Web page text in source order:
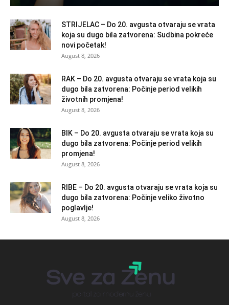
STRIJELAC – Do 20. avgusta otvaraju se vrata
koja su dugo bila zatvorena: Sudbina pokreće
novi početak!
August 8, 2026
RAK – Do 20. avgusta otvaraju se vrata koja su
dugo bila zatvorena: Počinje period velikih
životnih promjena!
August 8, 2026
BIK – Do 20. avgusta otvaraju se vrata koja su
dugo bila zatvorena: Počinje period velikih
promjena!
August 8, 2026
RIBE – Do 20. avgusta otvaraju se vrata koja su
dugo bila zatvorena: Počinje veliko životno
poglavlje!
August 8, 2026